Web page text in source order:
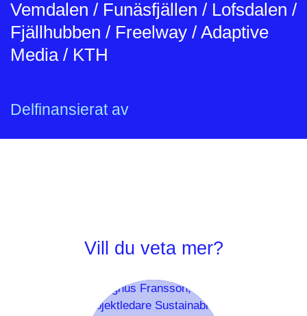
Vemdalen / Funäsfjällen / Lofsdalen /
Fjällhubben / Freelway / Adaptive
Media / KTH
Delfinansierat av
Vill du veta mer?